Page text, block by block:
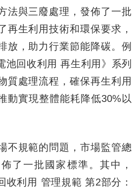
法與三廢處理，發佈了一批
再生利用技術和環保要求，
放，助力行業節能降碳。例
池回收利用 再生利用》系列
質處理流程，確保再生利用
動實現整體能耗降低30%以
規範的問題，市場監管總
了一批國家標準。其中，
收利用 管理規範 第2部分：